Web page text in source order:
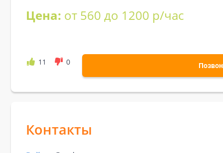
Цена: от 560 до 1200 р/час
11 0
Контакты